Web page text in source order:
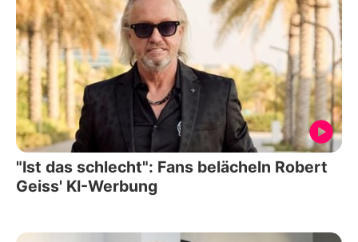
"Ist das schlecht": Fans belächeln Robert
Geiss' KI-Werbung